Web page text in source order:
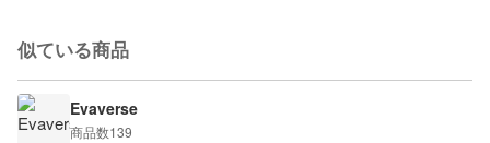
似ている商品
Evaverse
商品数139